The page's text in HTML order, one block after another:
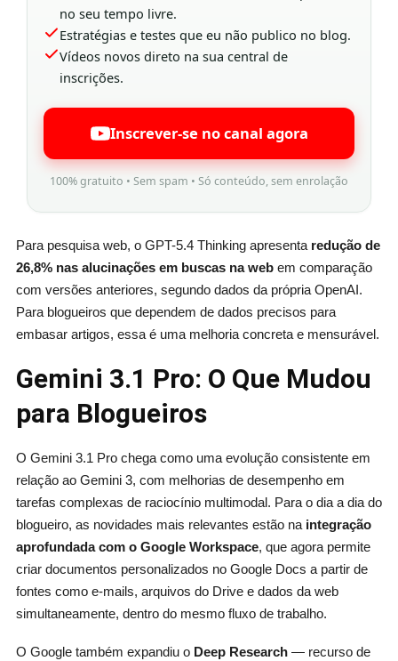
no seu tempo livre.
Estratégias e testes que eu não publico no blog.
Vídeos novos direto na sua central de
inscrições.
Inscrever-se no canal agora
100% gratuito • Sem spam • Só conteúdo, sem enrolação
Para pesquisa web, o GPT-5.4 Thinking apresenta redução de
26,8% nas alucinações em buscas na webem comparação
com versões anteriores, segundo dados da própria OpenAI.
Para blogueiros que dependem de dados precisos para
embasar artigos, essa é uma melhoria concreta e mensurável.
Gemini 3.1 Pro: O Que Mudou
para Blogueiros
O Gemini 3.1 Pro chega como uma evolução consistente em
relação ao Gemini 3, com melhorias de desempenho em
tarefas complexas de raciocínio multimodal. Para o dia a dia do
blogueiro, as novidades mais relevantes estão na integração
aprofundada com o Google Workspace, que agora permite
criar documentos personalizados no Google Docs a partir de
fontes como e-mails, arquivos do Drive e dados da web
simultaneamente, dentro do mesmo fluxo de trabalho.
O Google também expandiu o Deep Research— recurso de